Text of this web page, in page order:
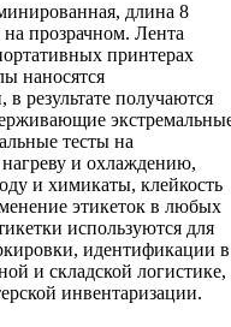
длина 8
прозрачном. Лента
принтерах
наносятся
результате получаются
тесты на
нагреву и охлаждению,
и химикаты, клейкость
этикеток в любых
используются для
идентификации в
и складской логистике,
инвентаризации.